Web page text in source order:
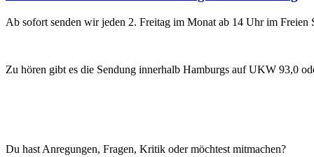
Ab sofort senden wir jeden 2. Freitag im Monat ab 14 Uhr im
Zu hören gibt es die Sendung innerhalb Hamburgs auf UKW 93,0
Du hast Anregungen, Fragen, Kritik oder möchtest mitmachen?